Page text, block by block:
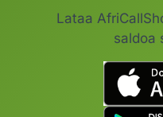
Lataa
saldoa